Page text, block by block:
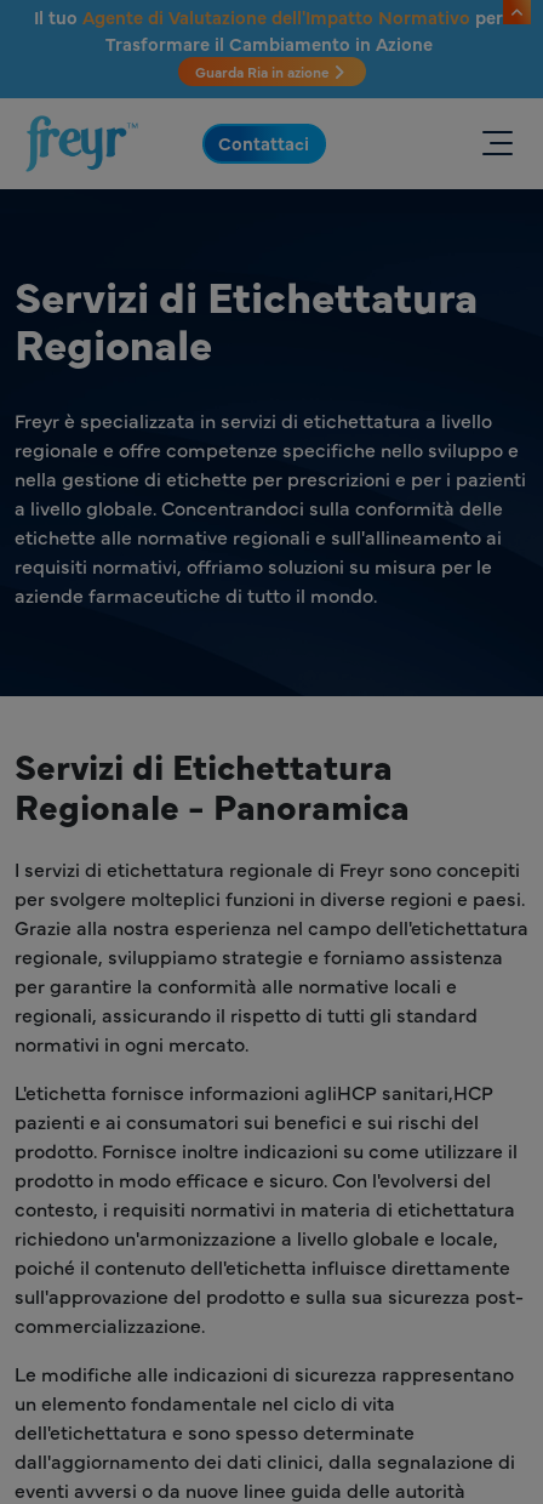
Salta al contenuto principale
Il tuo Agente di Valutazione dell'Impatto Normativo per
Trasformare il Cambiamento in Azione
Guarda Ria in azione
.
Contattaci
Servizi di Etichettatura
Regionale
Freyr è specializzata in servizi di etichettatura a livello
regionale e offre competenze specifiche nello sviluppo e
nella gestione di etichette per prescrizioni e per i pazienti
a livello globale. Concentrandoci sulla conformità delle
etichette alle normative regionali e sull'allineamento ai
requisiti normativi, offriamo soluzioni su misura per le
aziende farmaceutiche di tutto il mondo.
Servizi di Etichettatura
Regionale - Panoramica
I servizi di etichettatura regionale di Freyr sono concepiti
per svolgere molteplici funzioni in diverse regioni e paesi.
Grazie alla nostra esperienza nel campo dell'etichettatura
regionale, sviluppiamo strategie e forniamo assistenza
per garantire la conformità alle normative locali e
regionali, assicurando il rispetto di tutti gli standard
normativi in ogni mercato.
L'etichetta fornisce informazioni agliHCP sanitari,HCP
pazienti e ai consumatori sui benefici e sui rischi del
prodotto. Fornisce inoltre indicazioni su come utilizzare il
prodotto in modo efficace e sicuro. Con l'evolversi del
contesto, i requisiti normativi in materia di etichettatura
richiedono un'armonizzazione a livello globale e locale,
poiché il contenuto dell'etichetta influisce direttamente
sull'approvazione del prodotto e sulla sua sicurezza post-
commercializzazione.
Le modifiche alle indicazioni di sicurezza rappresentano
un elemento fondamentale nel ciclo di vita
dell'etichettatura e sono spesso determinate
dall'aggiornamento dei dati clinici, dalla segnalazione di
eventi avversi o da nuove linee guida delle autorità